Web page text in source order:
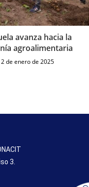
avanza hacia la
agroalimentaria
2 de enero de 2025
3.